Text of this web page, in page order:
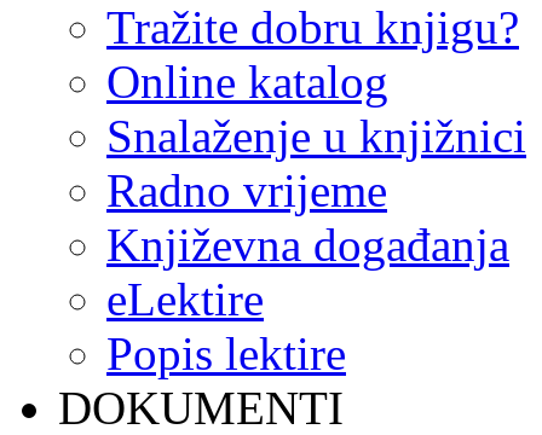
Tražite dobru knjigu?
Online katalog
Snalaženje u knjižnici
Radno vrijeme
Književna događanja
eLektire
Popis lektire
DOKUMENTI